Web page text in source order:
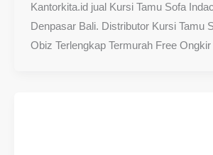
Kantorkita.id jual Kursi Tamu Sofa
Denpasar Bali. Distributor Kursi Tamu
Obiz Terlengkap Termurah Free Ongkir